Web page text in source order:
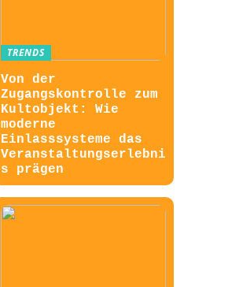
TRENDS
Von der
Zugangskontrolle zum
Kultobjekt: Wie
moderne
Einlasssysteme das
Veranstaltungserlebni
s prägen